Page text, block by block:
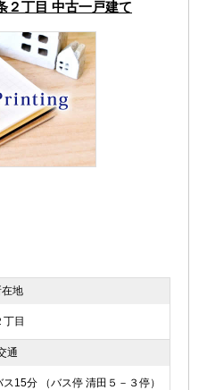
２丁目 中古一戸建て
在地
目
通
15分 （バス停 清田５－３停）